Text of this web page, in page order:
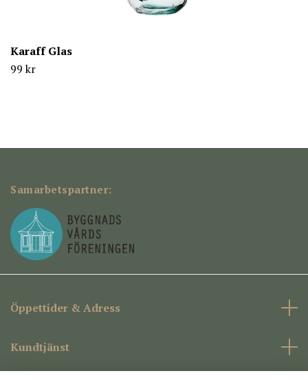
Karaff Glas
99 kr
Samarbetspartner:
Öppettider & Adress
Kundtjänst